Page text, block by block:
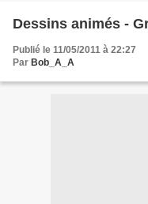
Dessins animés -
Publié le 11/05/2011 à 22:27
Par Bob_A_A